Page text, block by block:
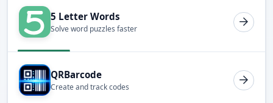
5 Letter Words
Solve word puzzles faster
QRBarcode
Create and track codes